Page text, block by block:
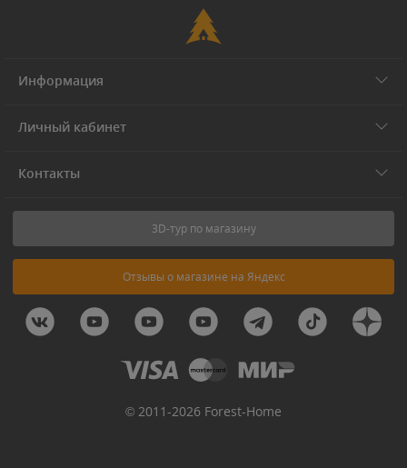
Информация
Личный кабинет
Контакты
3D-тур по магазину
Отзывы о магазине на Яндекс
© 2011-2026 Forest-Home